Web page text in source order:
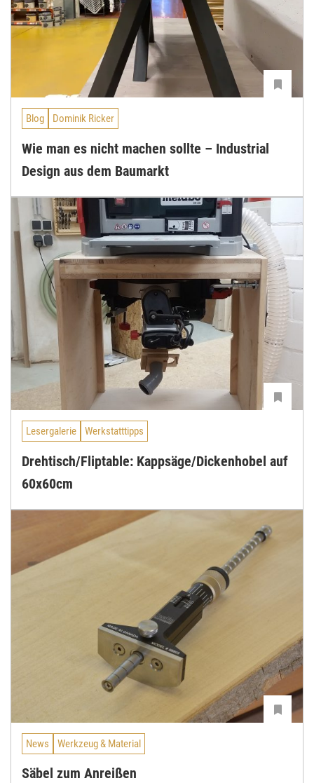
Blog Dominik Ricker
Wie man es nicht machen sollte – Industrial
Design aus dem Baumarkt
Lesergalerie Werkstatttipps
Drehtisch/Fliptable: Kappsäge/Dickenhobel auf
60x60cm
News Werkzeug & Material
Säbel zum Anreißen